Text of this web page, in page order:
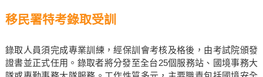
移民署特考錄取受訓
錄取人員須完成專業訓練，經保訓會考核及格後，由考試院頒發
證書並正式任用。錄取者將分發至全台25個服務站、國境事務大